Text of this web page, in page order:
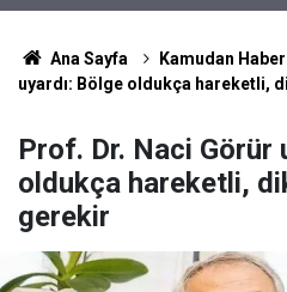
Ana Sayfa Kamudan Haber
uyardı: Bölge oldukça hareketli,
Prof. Dr. Naci Görür
oldukça hareketli,
gerekir